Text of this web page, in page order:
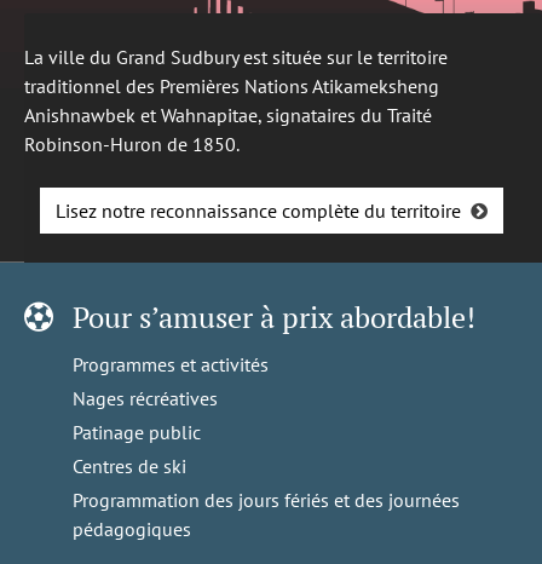
La ville du Grand Sudbury est située sur le territoire
traditionnel des Premières Nations Atikameksheng
Anishnawbek et Wahnapitae, signataires du Traité
Robinson-Huron de 1850.
Lisez notre reconnaissance complète du territoire
Pour s’amuser à prix abordable!
Programmes et activités
Nages récréatives
Patinage public
Centres de ski
Programmation des jours fériés et des journées
pédagogiques